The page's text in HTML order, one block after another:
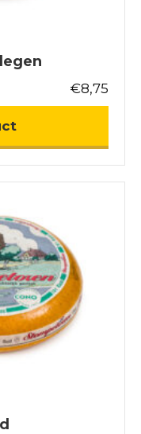
€8,75
about